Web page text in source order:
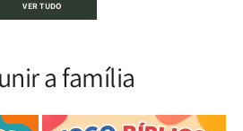
PPM
|
|
|
VER TUDO
a família